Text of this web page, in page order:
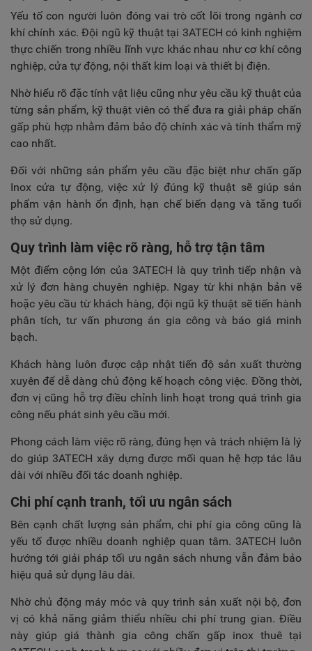
Yếu tố con người luôn đóng vai trò cốt lõi trong ngành cơ
khí chính xác. Đội ngũ kỹ thuật tại 3ATECH có kinh nghiệm
thực chiến trong nhiều lĩnh vực khác nhau như cơ khí công
nghiệp, cửa tự động, nội thất kim loại và thiết bị điện.
Nhờ hiểu rõ đặc tính vật liệu cũng như yêu cầu kỹ thuật của
từng sản phẩm, kỹ thuật viên có thể đưa ra giải pháp chấn
gấp phù hợp nhằm đảm bảo độ chính xác và tính thẩm mỹ
cao nhất.
Đối với những sản phẩm yêu cầu đặc biệt như chấn gấp
Inox cửa tự động, việc xử lý đúng kỹ thuật sẽ giúp sản
phẩm vận hành ổn định, hạn chế biến dạng và tăng tuổi
thọ sử dụng.
Quy trình làm việc rõ ràng, hỗ trợ tận tâm
Một điểm cộng lớn của 3ATECH là quy trình tiếp nhận và
xử lý đơn hàng chuyên nghiệp. Ngay từ khi nhận bản vẽ
hoặc yêu cầu từ khách hàng, đội ngũ kỹ thuật sẽ tiến hành
phân tích, tư vấn phương án gia công và báo giá minh
bạch.
Khách hàng luôn được cập nhật tiến độ sản xuất thường
xuyên để dễ dàng chủ động kế hoạch công việc. Đồng thời,
đơn vị cũng hỗ trợ điều chỉnh linh hoạt trong quá trình gia
công nếu phát sinh yêu cầu mới.
Phong cách làm việc rõ ràng, đúng hẹn và trách nhiệm là lý
do giúp 3ATECH xây dựng được mối quan hệ hợp tác lâu
dài với nhiều đối tác doanh nghiệp.
Chi phí cạnh tranh, tối ưu ngân sách
Bên cạnh chất lượng sản phẩm, chi phí gia công cũng là
yếu tố được nhiều doanh nghiệp quan tâm. 3ATECH luôn
hướng tới giải pháp tối ưu ngân sách nhưng vẫn đảm bảo
hiệu quả sử dụng lâu dài.
Nhờ chủ động máy móc và quy trình sản xuất nội bộ, đơn
vị có khả năng giảm thiểu nhiều chi phí trung gian. Điều
này giúp giá thành gia công chấn gấp inox thuê tại